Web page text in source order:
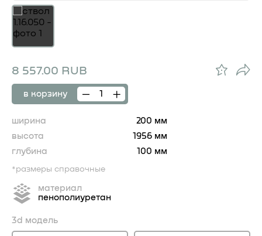
8 557.00 RUB
в корзину
ширина
200 мм
высота
1956 мм
глубина
100 мм
*размеры справочные
материал
пенополиуретан
3d модель